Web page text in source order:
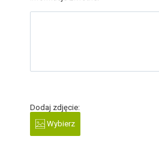
Dodaj zdjęcie:
Wybierz